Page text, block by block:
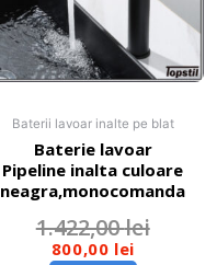
Baterii lavoar inalte pe blat
Baterie lavoar
Pipeline inalta culoare
neagra,monocomanda
1.422,00lei
800,00 lei